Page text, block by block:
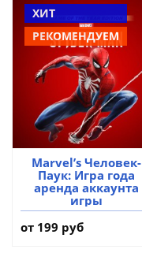
ХИТ
РЕКОМЕНДУЕМ
Marvel’s Человек-
Паук: Игра года
аренда аккаунта
игры
от 199 руб